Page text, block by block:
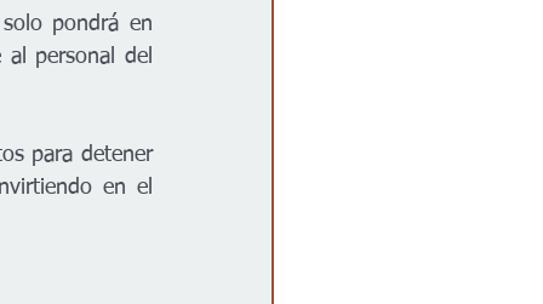
pondrá en
personal del
para detener
en el